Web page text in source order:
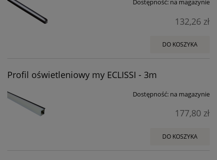
Dostępność: na magazynie
132,26 zł
DO KOSZYKA
Profil oświetleniowy my ECLISSI - 3m
Dostępność: na magazynie
177,80 zł
DO KOSZYKA